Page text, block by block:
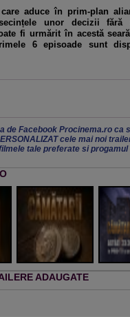
aduce în prim-plan
unor decizii fără
fi urmărit în acestă
6 episoade sunt
de Facebook Procinema.ro ca
cele mai noi
tale preferate si progamul
ADAUGATE